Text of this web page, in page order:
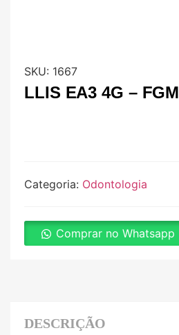
SKU: 1667
LLIS EA3 4G – FGM
Categoria: Odontologia
Comprar no Whatsapp
DESCRIÇÃO